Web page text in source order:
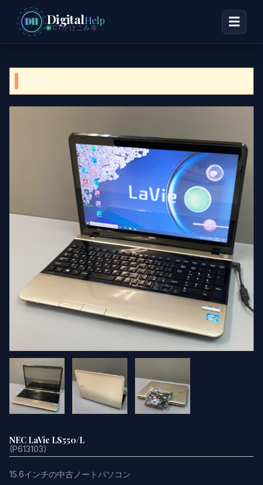
DH DigitalHelp
ICTかけこみ寺 ☰
P613103
NEC LaVie LS550/L
(P613103)
15.6インチの中古ノートパソコン